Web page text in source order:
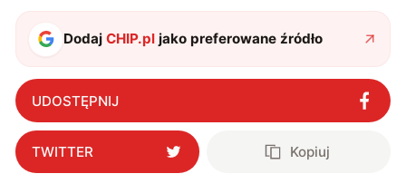
także uprawiać oraz oglądać sport.
DodajCHIP.pl jako preferowane źródło
UDOSTĘPNIJ
TWITTER Kopiuj